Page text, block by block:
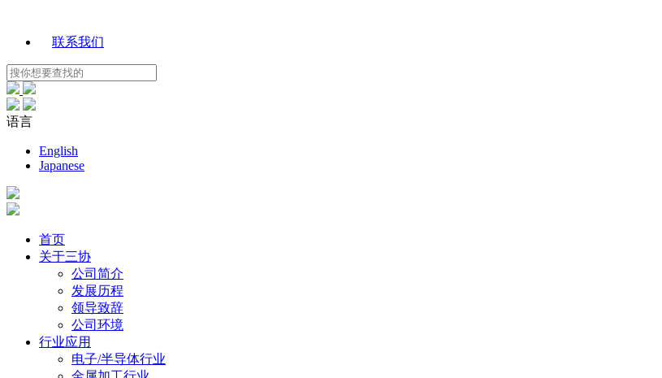
联系我们
语言
English
Japanese
首页
关于三协
公司简介
发展历程
领导致辞
公司环境
行业应用
电子/半导体行业